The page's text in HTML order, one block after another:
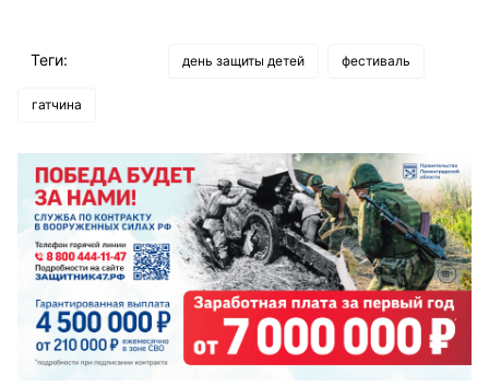
Теги: день защиты детей фестиваль
гатчина